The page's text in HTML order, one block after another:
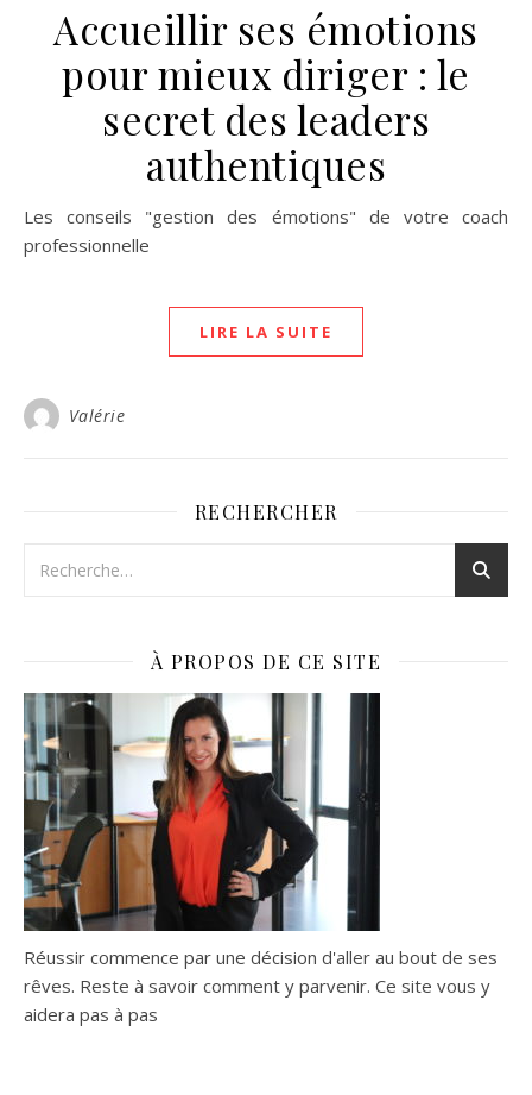
Accueillir ses émotions
pour mieux diriger : le
secret des leaders
authentiques
Les conseils "gestion des émotions" de votre coach
professionnelle
LIRE LA SUITE
Valérie
RECHERCHER
À PROPOS DE CE SITE
Réussir commence par une décision d'aller au bout de ses
rêves. Reste à savoir comment y parvenir. Ce site vous y
aidera pas à pas